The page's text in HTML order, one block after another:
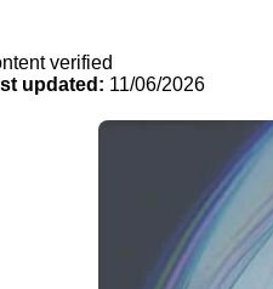
verified
updated: 11/06/2026